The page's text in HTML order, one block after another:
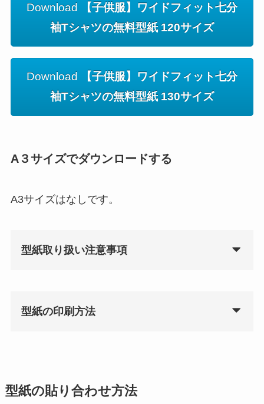
Download
【子供服】ワイドフィット七分
袖Tシャツの無料型紙 120サイズ
Download
【子供服】ワイドフィット七分
袖Tシャツの無料型紙 130サイズ
A３サイズでダウンロードする
A3サイズはなしです。
型紙取り扱い注意事項
型紙の印刷方法
型紙の貼り合わせ方法